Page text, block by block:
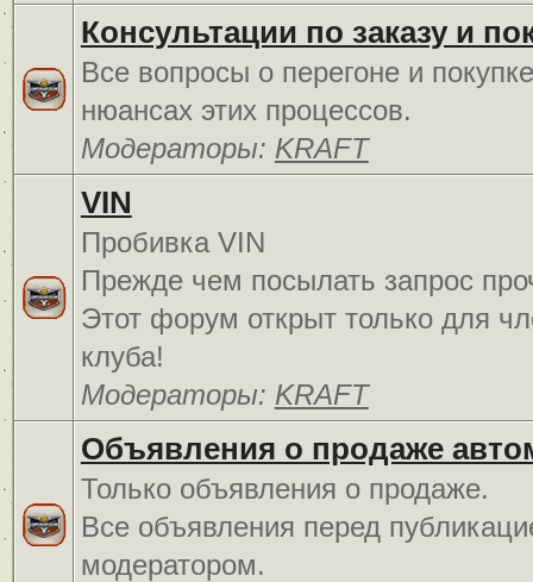
Консультации по заказу и
Все вопросы о перегоне и
нюансах этих процессов.
Модераторы: KRAFT
VIN
Пробивка VIN
Прежде чем посылать запрос
Этот форум открыт только для
клуба!
Модераторы: KRAFT
Объявления о продаже
Только объявления о продаже.
Все объявления перед
модератором.